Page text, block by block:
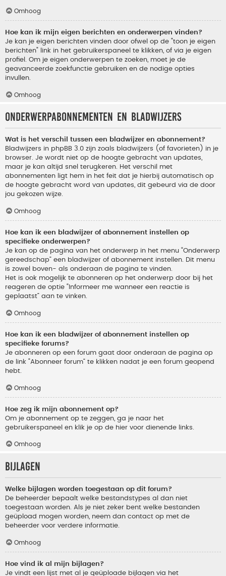
Omhoog
Hoe kan ik mijn eigen berichten en onderwerpen vinden?
Je kan je eigen berichten vinden door ofwel op de "toon je eigen
berichten" link in het gebruikerspaneel te klikken, of via je eigen
profiel. Om je eigen onderwerpen te zoeken, moet je de
geavanceerde zoekfunctie gebruiken en de nodige opties
invullen.
Omhoog
Onderwerpabonnementen en bladwijzers
Wat is het verschil tussen een bladwijzer en abonnement?
Bladwijzers in phpBB 3.0 zijn zoals bladwijzers (of favorieten) in je
browser. Je wordt niet op de hoogte gebracht van updates,
maar je kan altijd snel terugkeren. Het verschil met
abonnementen ligt hem in het feit dat je hierbij automatisch op
de hoogte gebracht word van updates, dit gebeurd via de door
jou gekozen wijze.
Omhoog
Hoe kan ik een bladwijzer of abonnement instellen op
specifieke onderwerpen?
Je kan op de pagina van het onderwerp in het menu “Onderwerp
gereedschap” een bladwijzer of abonnement instellen. Dit menu
is zowel boven- als onderaan de pagina te vinden.
Het is ook mogelijk te abonneren op het onderwerp door bij het
reageren de optie “Informeer me wanneer een reactie is
geplaatst” aan te vinken.
Omhoog
Hoe kan ik een bladwijzer of abonnement instellen op
specifieke forums?
Je abonneren op een forum gaat door onderaan de pagina op
de link “Abonneer forum” te klikken nadat je een forum geopend
hebt.
Omhoog
Hoe zeg ik mijn abonnement op?
Om je abonnement op te zeggen, ga je naar het
gebruikerspaneel en klik je op de hier voor dienende links.
Omhoog
Bijlagen
Welke bijlagen worden toegestaan op dit forum?
De beheerder bepaalt welke bestandstypes al dan niet
toegestaan worden. Als je niet zeker bent welke bestanden
geüpload mogen worden, neem dan contact op met de
beheerder voor verdere informatie.
Omhoog
Hoe vind ik al mijn bijlagen?
Je vindt een lijst met al je geüploade bijlagen via het